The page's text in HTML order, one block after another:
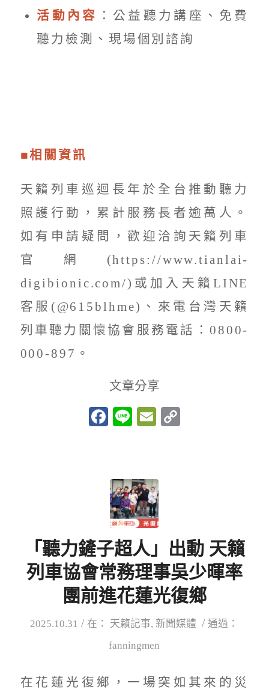
活動內容
：公益聽力講座、免費
聽力檢測、現場個別諮詢
■相關資訊
天籟列車巡迴長年於全台推動聽力
照護行動，累計服務長者逾萬人。
如有申請疑問，歡迎洽詢天籟列車
官網(https://www.tianlai-
digibionic.com/)或加入天籟LINE
客服(@615blhme)、來電台灣天籟
列車聽力關懷協會服務電話：0800-
000-897。
文章分享
Facebook
LineEmail
「聽力鏟子超人」出動 天籟
列車協會常務理事吳少暉率
團前進花蓮光復鄉
2025.10.31 / 在： 天籟記事,新聞媒體 / 通過：
fanningmen
在花蓮光復鄉，一場突如其來的災